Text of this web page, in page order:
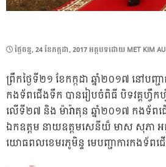
POSTED
ថ្ងៃ​ចន្ទ, 24 ខែ​កក្កដា, 2017អត្ថបទដោយ MET KIM AU
ព្រឹកថ្ងៃទី២១ ខែកក្កដា ឆ្នាំ២០១៧ នៅបញ្ជាក
កងទ័ពជើងទឹក បានរៀបចំពិធី បិទវគ្គហ្វឹកហ្
លើទី២៧ និង ម៉ារ៉ាតុន ឆ្នាំ២០១៧ កងទ័ព
ឯកឧត្តម នាយឧត្តមសេនីយ៏ មាស សុភា អគ្
យោធពលខេមរភូមិន្ទ មេបញ្ជាការកងទ័ព